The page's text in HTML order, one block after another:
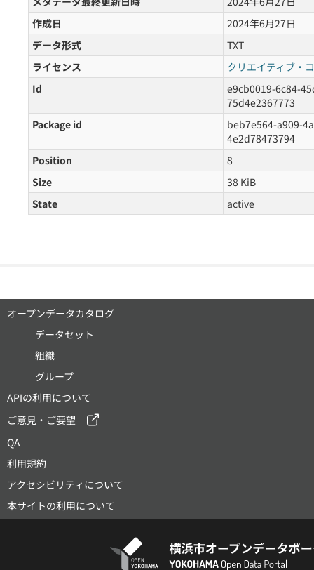
作成日
2024年6月27日
データ形式
TXT
ライセンス
クリエイティブ・
Id
e9cb0019-6c84-
75d4e2367773
Package id
beb7e564-a909-
4e2d78473794
Position
8
Size
38 KiB
State
active
オープンデータカタログ
データセット
組織
グループ
APIの利用について
ご意見・ご要望
QA
利用規約
アクセシビリティについて
本サイトの利用について